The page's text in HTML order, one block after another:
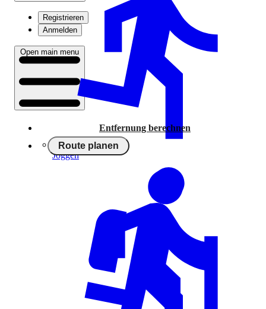
Registrieren
Anmelden
Open main menu
Entfernung berechnen
Route planen
Joggen